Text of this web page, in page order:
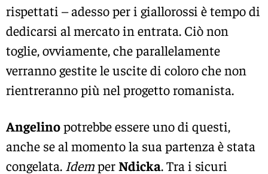
rispettati – adesso per i giallorossi è tempo di
dedicarsi al mercato in entrata. Ciò non
toglie, ovviamente, che parallelamente
verranno gestite le uscite di coloro che non
rientreranno più nel progetto romanista.
Angelinopotrebbe essere uno di questi,
anche se al momento la sua partenza è stata
congelata. Idemper Ndicka. Tra i sicuri